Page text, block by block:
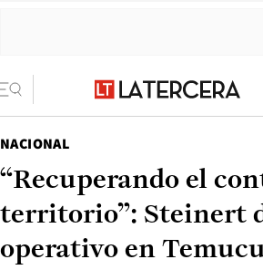
NACIONAL
“Recuperando el
territorio”: Steinert
operativo en